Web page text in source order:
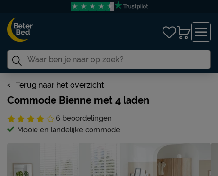
Terug naar het overzicht
Commode Bienne met 4 laden
6 beoordelingen
Mooie en landelijke commode